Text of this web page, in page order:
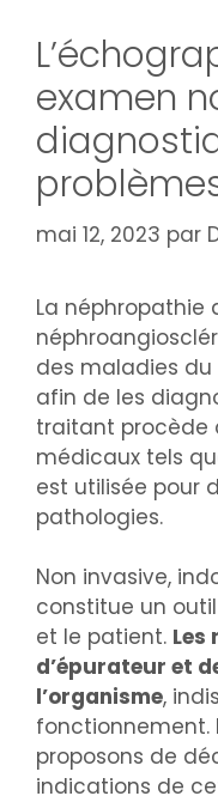
examen
mai 12, 2023 par
La néphropathie
des maladies du
afin de les
traitant procède
médicaux tels
est utilisée pour
pathologies.
Non invasive,
constitue un
et le patient. Les
d’épurateur et
l’organisme,
fonctionnement.
proposons de
indications de